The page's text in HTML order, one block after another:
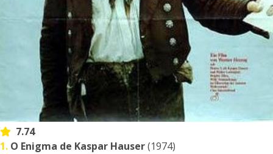
7.74
1. O Enigma de Kaspar Hauser(1974)